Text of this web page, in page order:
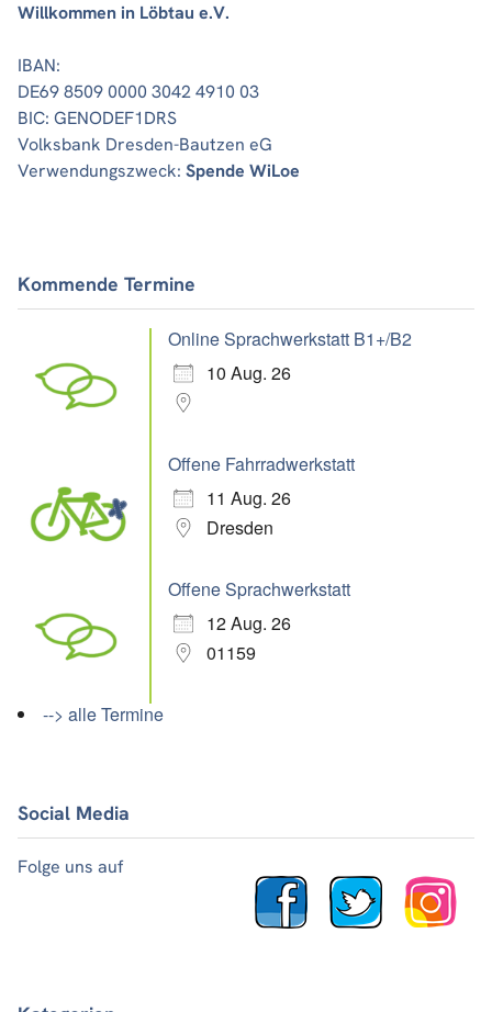
Willkommen in Löbtau e.V.
IBAN:
DE69 8509 0000 3042 4910 03
BIC: GENODEF1DRS
Volksbank Dresden-Bautzen eG
Verwendungszweck: Spende WiLoe
Kommende Termine
Online Sprachwerkstatt B1+/B2
10 Aug. 26
Offene Fahrradwerkstatt
11 Aug. 26
Dresden
Offene Sprachwerkstatt
12 Aug. 26
01159
--> alle Termine
Social Media
Folge uns auf